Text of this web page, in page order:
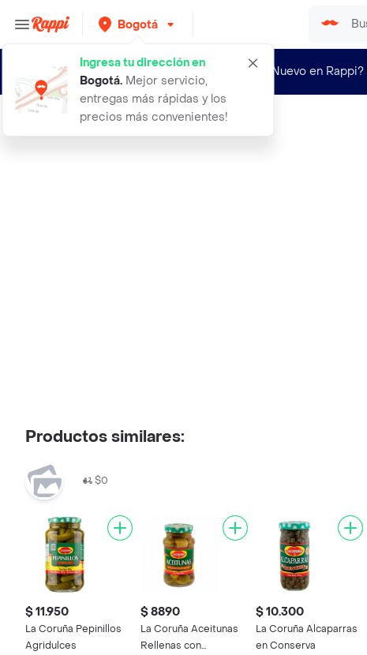
Bogotá
Ingresa tu dirección en
Bogotá. Mejor servicio,
entregas más rápidas y los
precios más convenientes!
¿Nuevo en Rappi?
la coruna antipasto con atun
Productos similares:
$0
$ 11.950
La Coruña Pepinillos
Agridulces
$ 8890
La Coruña Aceitunas
Rellenas con
$ 10.300
La Coruña Alcaparras
en Conserva